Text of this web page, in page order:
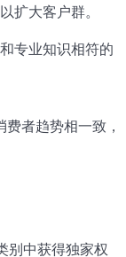
扩大客户群。
专业知识相符的
者趋势相一致，
别中获得独家权